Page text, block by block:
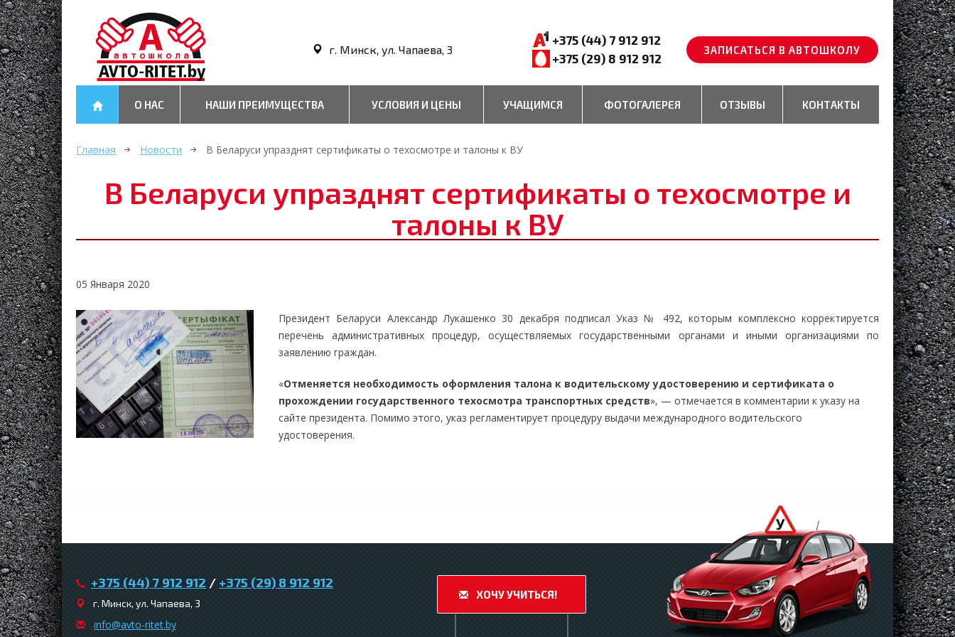
г. Минск, ул. Чапаева, 3
+375 (44) 7 912 912
+375 (29) 8 912 912
ЗАПИСАТЬСЯ В АВТОШКОЛУ
О НАС НАШИ ПРЕИМУЩЕСТВА УСЛОВИЯ И ЦЕНЫ УЧАЩИМСЯ ФОТОГАЛЕРЕЯ ОТЗЫВЫ КОНТАКТЫ
Главная Новости В Беларуси упразднят сертификаты о техосмотре и талоны к ВУ
В Беларуси упразднят сертификаты о техосмотре и
талоны к ВУ
05 Января 2020
Президент Беларуси Александр Лукашенко 30 декабря подписал Указ № 492, которым комплексно корректируется
перечень административных процедур, осуществляемых государственными органами и иными организациями по
заявлению граждан.
«Отменяется необходимость оформления талона к водительскому удостоверению и сертификата о
прохождении государственного техосмотра транспортных средств», — отмечается в комментарии к указу на
сайте президента. Помимо этого, указ регламентирует процедуру выдачи международного водительского
удостоверения.
+375 (44) 7 912 912 / +375 (29) 8 912 912
г. Минск, ул. Чапаева, 3
infо@avtо-ritеt.by
ХОЧУ УЧИТЬСЯ!